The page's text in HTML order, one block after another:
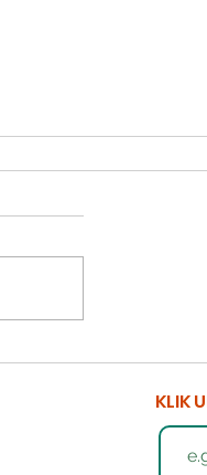
Kepentingan
dan Bagaimana
Dapat Membantu
KLIK